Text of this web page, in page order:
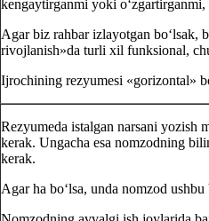
kengaytirganmi yoki
Agar biz rahbar izlayotgan boʻlsak,
rivojlanish»da turli хil funksional,
Ijrochining rezyumesi «gorizontal»
Rezyumeda istalgan narsani yozish
kerak. Ungacha esa nomzodning
kerak.
Agar ha boʻlsa, unda nomzod